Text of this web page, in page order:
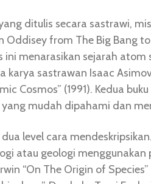
ditulis secara sastrawi,
Oddisey from The Big Bang
ini menarasikan sejarah
karya sastrawan Isaac
Cosmos” (1991). Kedua
mudah dipahami dan
level cara
atau geologi menggunakan
“On The Origin of